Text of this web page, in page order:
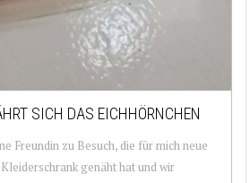
SICH DAS EICHHÖRNCHEN
Freundin zu Besuch, die für mich neue
genäht hat und wir